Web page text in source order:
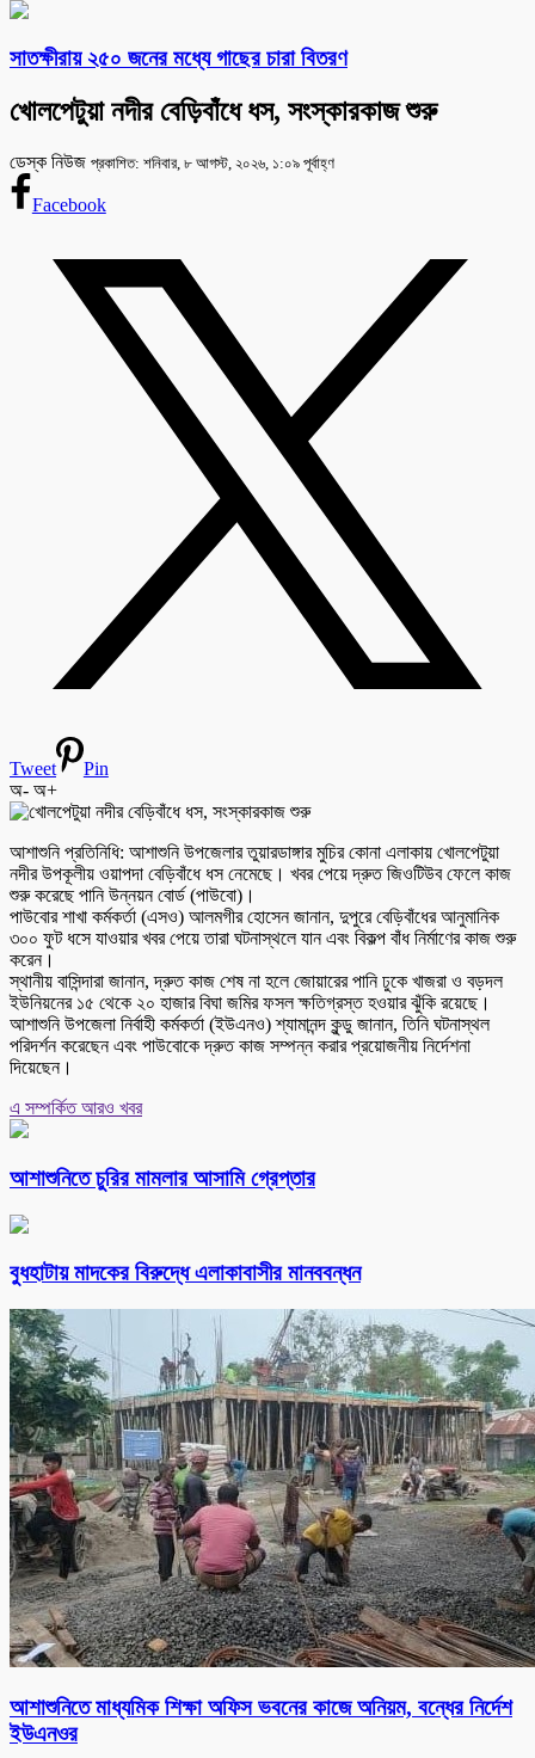
সাতক্ষীরায় ২৫০ জনের মধ্যে গাছের চারা বিতরণ
খোলপেটুয়া নদীর বেড়িবাঁধে ধস, সংস্কারকাজ শুরু
ডেস্ক নিউজ প্রকাশিত: শনিবার, ৮ আগস্ট, ২০২৬, ১:০৯ পূর্বাহ্ণ
Facebook
Tweet
Pin
অ- অ+
আশাশুনি প্রতিনিধি: আশাশুনি উপজেলার তুয়ারডাঙ্গার মুচির কোনা এলাকায় খোলপেটুয়া
নদীর উপকূলীয় ওয়াপদা বেড়িবাঁধে ধস নেমেছে। খবর পেয়ে দ্রুত জিওটিউব ফেলে কাজ
শুরু করেছে পানি উন্নয়ন বোর্ড (পাউবো)।
পাউবোর শাখা কর্মকর্তা (এসও) আলমগীর হোসেন জানান, দুপুরে বেড়িবাঁধের আনুমানিক
৩০০ ফুট ধসে যাওয়ার খবর পেয়ে তারা ঘটনাস্থলে যান এবং বিকল্প বাঁধ নির্মাণের কাজ শুরু
করেন।
স্থানীয় বাসিন্দারা জানান, দ্রুত কাজ শেষ না হলে জোয়ারের পানি ঢুকে খাজরা ও বড়দল
ইউনিয়নের ১৫ থেকে ২০ হাজার বিঘা জমির ফসল ক্ষতিগ্রস্ত হওয়ার ঝুঁকি রয়েছে।
আশাশুনি উপজেলা নির্বাহী কর্মকর্তা (ইউএনও) শ্যামানন্দ কুন্ডু জানান, তিনি ঘটনাস্থল
পরিদর্শন করেছেন এবং পাউবোকে দ্রুত কাজ সম্পন্ন করার প্রয়োজনীয় নির্দেশনা
দিয়েছেন।
এ সম্পর্কিত আরও খবর
আশাশুনিতে চুরির মামলার আসামি গ্রেপ্তার
বুধহাটায় মাদকের বিরুদ্ধে এলাকাবাসীর মানববন্ধন
আশাশুনিতে মাধ্যমিক শিক্ষা অফিস ভবনের কাজে অনিয়ম, বন্ধের নির্দেশ
ইউএনওর